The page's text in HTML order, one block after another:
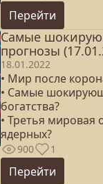
Перейти
Самые
прогнозы
18.01.2022
• Мир после
• Самые
богатства?
• Третья мировая
ядерных?
900 1
Перейти